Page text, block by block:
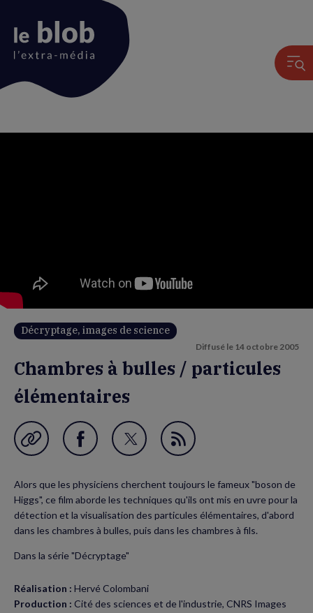
Décryptage, images de science
Diffusé le 14 octobre 2005
Chambres à bulles / particules
élémentaires
Garder en favori
Partager
Facebook
(nouvelle
fenêtre)
Partager
Twitter
(nouvelle
fenêtre)
Flux
Alors que les physiciens cherchent toujours le fameux "boson de
Higgs", ce film aborde les techniques qu'ils ont mis en uvre pour la
détection et la visualisation des particules élémentaires, d'abord
dans les chambres à bulles, puis dans les chambres à fils.
Dans la série "Décryptage"
Réalisation : Hervé Colombani
Production : Cité des sciences et de l'industrie, CNRS Images